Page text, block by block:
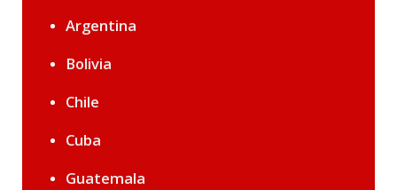
Argentina
Bolivia
Chile
Cuba
Guatemala